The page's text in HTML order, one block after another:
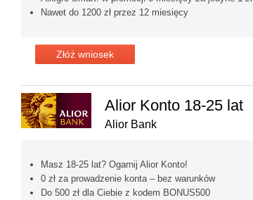
Nawet do 1200 zł przez 12 miesięcy
Złóż wniosek
Alior Konto 18-25 lat
Alior Bank
Masz 18-25 lat? Ogarnij Alior Konto!
0 zł za prowadzenie konta – bez warunków
Do 500 zł dla Ciebie z kodem BONUS500